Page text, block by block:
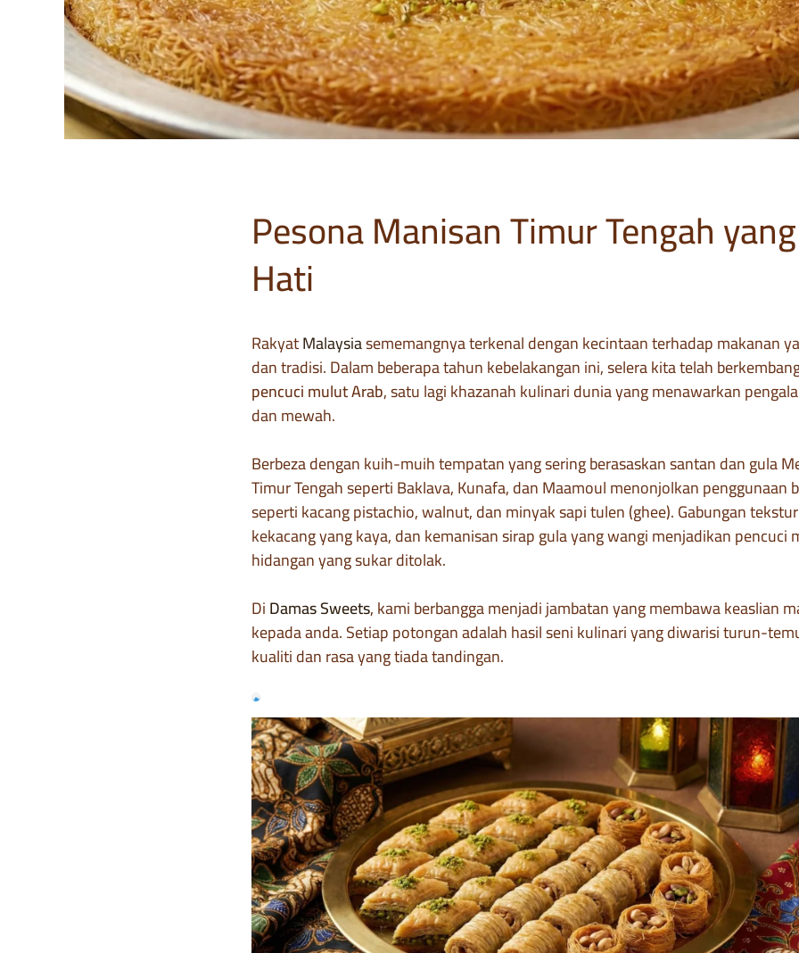
Pesona Manisan Timur Tengah
Hati
RakyatMalaysiasememangnya terkenal dengan kecintaan terhadap makanan
dan tradisi. Dalam beberapa tahun kebelakangan ini, selera kita telah
pencuci mulut Arab, satu lagi khazanah kulinari dunia yang menawarkan
dan mewah.
Berbeza dengan kuih-muih tempatan yang sering berasaskan santan dan gula
Timur Tengah seperti Baklava, Kunafa, dan Maamoul menonjolkan penggunaan
seperti kacang pistachio, walnut, dan minyak sapi tulen (ghee). Gabungan
kekacang yang kaya, dan kemanisan sirap gula yang wangi menjadikan pencuci
hidangan yang sukar ditolak.
DiDamas Sweets, kami berbangga menjadi jambatan yang membawa keaslian
kepada anda. Setiap potongan adalah hasil seni kulinari yang diwarisi turun-
kualiti dan rasa yang tiada tandingan.